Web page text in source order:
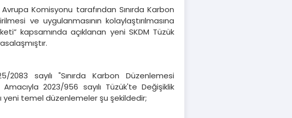
Komisyonu tarafından Sınırda Karbon
ve uygulanmasının kolaylaştırılmasına
kapsamında açıklanan yeni SKDM Tüzük
sayılı "Sınırda Karbon Düzenlemesi
2023/956 sayılı Tüzük'te Değişiklik
yeni temel düzenlemeler şu şekildedir;